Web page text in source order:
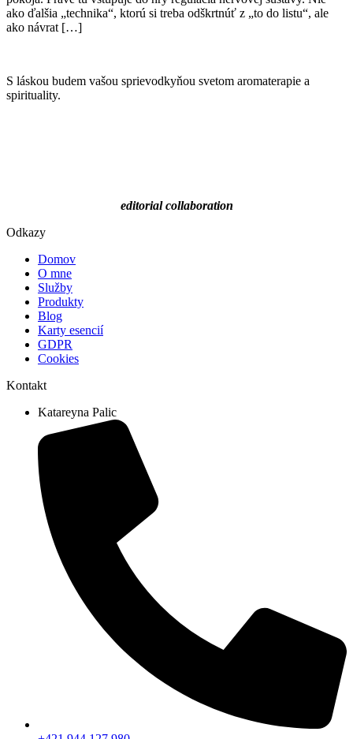
ako ďalšia „technika“, ktorú si treba odškrtnúť z „to do listu“, ale
ako návrat […]
S láskou budem vašou sprievodkyňou svetom aromaterapie a
spirituality.
editorialcollaboration
Odkazy
Domov
O mne
Služby
Produkty
Blog
Karty esencií
GDPR
Cookies
Kontakt
Katareyna Palic